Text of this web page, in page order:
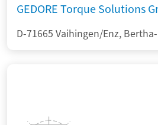
GEDORE Torque Solutions
D-71665 Vaihingen/Enz,